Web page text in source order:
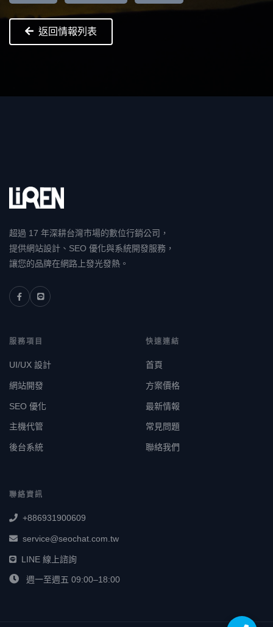
返回情報列表
超過 17 年深耕台灣市場的數位行銷公司，
提供網站設計、SEO 優化與系統開發服務，
讓您的品牌在網路上發光發熱。
服務項目
UI/UX 設計
網站開發
SEO 優化
主機代管
後台系統
快速連結
首頁
方案價格
最新情報
常見問題
聯絡我們
聯絡資訊
+886931900609
service@seochat.com.tw
LINE 線上諮詢
週一至週五 09:00–18:00